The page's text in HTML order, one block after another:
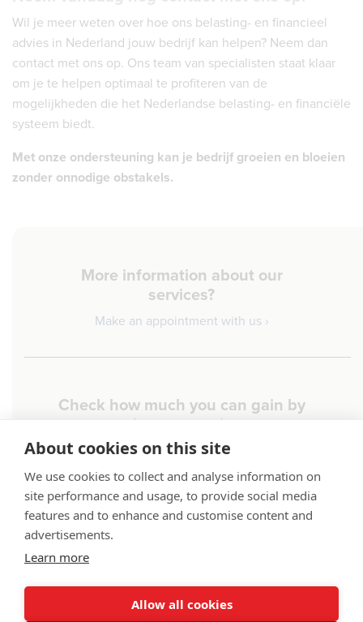
About cookies on this site
We use cookies to collect and analyse information on
site performance and usage, to provide social media
features and to enhance and customise content and
advertisements.
Learn more
Allow all cookies
Wil je meer weten over hoe ons belasting- en financieel
advies in Nederland jouw bedrijf kan helpen? Neem dan
contact met ons op. Ons team van specialisten staat klaar
om je te helpen optimaal te profiteren van de
mogelijkheden die het Nederlandse belasting- en financiële
systeem biedt.
Met onze ondersteuning kan je bedrijf groeien en bloeien
zonder onnodige obstakels.
More information about our
services?
Make an appointment with us ›
Check how much you can gain by
using our services
Inquiry ›
Lakotta B.V. - Oude Liermolenweg 7,
2678 MN De Lier
T +31 (0)85 13 05 981
© 2026 Lakotta
General conditions of cooperation